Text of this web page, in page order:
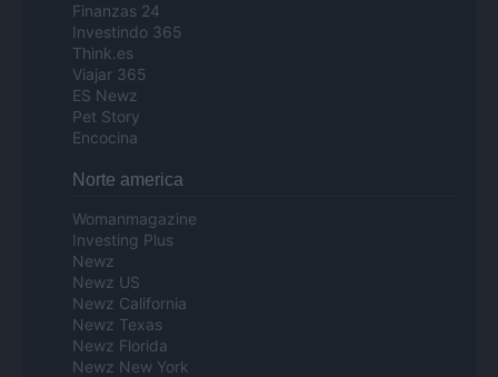
Finanzas 24
Investindo 365
Think.es
Viajar 365
ES Newz
Pet Story
Encocina
Norte america
Womanmagazine
Investing Plus
Newz
Newz US
Newz California
Newz Texas
Newz Florida
Newz New York